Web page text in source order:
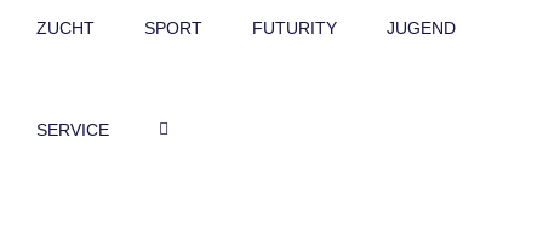
ZUCHT SPORT FUTURITY JUGEND
SERVICE